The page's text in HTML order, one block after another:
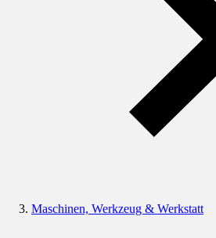
Maschinen, Werkzeug & Werkstatt